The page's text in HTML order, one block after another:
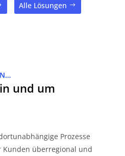
Alle Lösungen
und um
Prozesse
Kunden überregional und